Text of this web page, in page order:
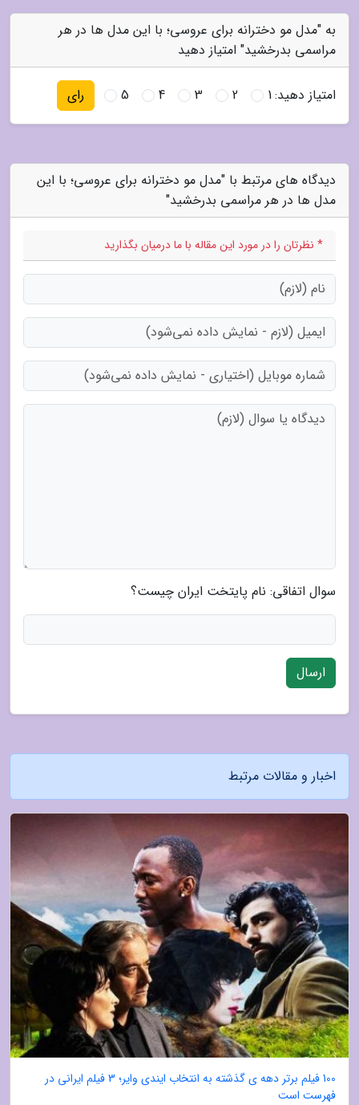
به "مدل مو دخترانه برای عروسی؛ با این مدل ها در هر
مراسمی بدرخشید" امتیاز دهید
امتیاز دهید:1
2
3
4
5 رای
دیدگاه های مرتبط با "مدل مو دخترانه برای عروسی؛ با این
مدل ها در هر مراسمی بدرخشید"
* نظرتان را در مورد این مقاله با ما درمیان بگذارید
سوال اتفاقی: نام پایتخت ایران چیست؟
ارسال
اخبار و مقالات مرتبط
100 فیلم برتر دهه ی گذشته به انتخاب ایندی وایر؛ 3 فیلم ایرانی در
فهرست است